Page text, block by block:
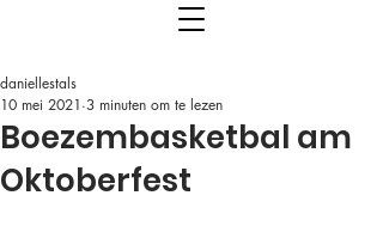
Boezembasketbal am
Oktoberfest
daniellestals
10 mei 2021 3 minuten om te lezen